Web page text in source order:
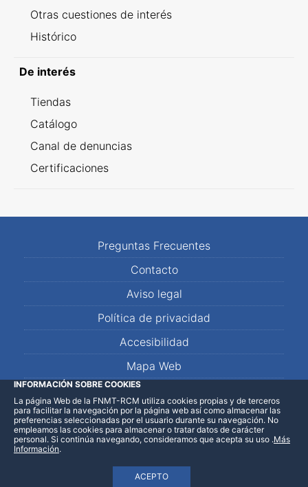
Otras cuestiones de interés
Histórico
De interés
Tiendas
Catálogo
Canal de denuncias
Certificaciones
Preguntas Frecuentes
Contacto
Aviso legal
Política de privacidad
Accesibilidad
Mapa Web
LinkedInFacebookWhatsApp
INFORMACIÓN SOBRE COOKIES
La página Web de la FNMT-RCM utiliza cookies propias y de terceros
para facilitar la navegación por la página web así como almacenar las
preferencias seleccionadas por el usuario durante su navegación. No
empleamos las cookies para almacenar o tratar datos de carácter
personal. Si continúa navegando, consideramos que acepta su uso
ACEPTO
.Más
Información.